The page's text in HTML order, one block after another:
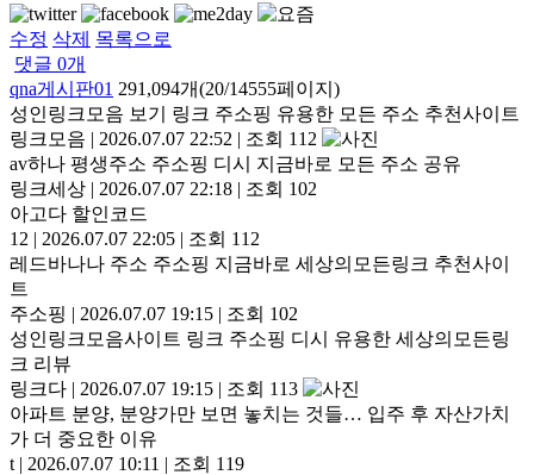
수정 삭제 목록으로
댓글 0개
qna게시판01 291,094개(20/14555페이지)
성인링크모음 보기 링크 주소핑 유용한 모든 주소 추천사이트
링크모음 | 2026.07.07 22:52 | 조회 112
av하나 평생주소 주소핑 디시 지금바로 모든 주소 공유
링크세상 | 2026.07.07 22:18 | 조회 102
아고다 할인코드
12 | 2026.07.07 22:05 | 조회 112
레드바나나 주소 주소핑 지금바로 세상의모든링크 추천사이
트
주소핑 | 2026.07.07 19:15 | 조회 102
성인링크모음사이트 링크 주소핑 디시 유용한 세상의모든링
크 리뷰
링크다 | 2026.07.07 19:15 | 조회 113
아파트 분양, 분양가만 보면 놓치는 것들… 입주 후 자산가치
가 더 중요한 이유
t | 2026.07.07 10:11 | 조회 119